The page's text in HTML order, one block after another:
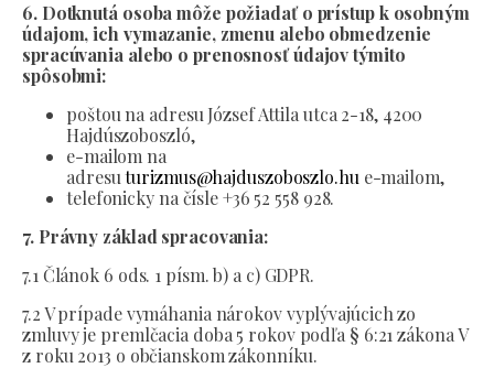
6. Dotknutá osoba môže požiadať o prístup k osobným
údajom, ich vymazanie, zmenu alebo obmedzenie
spracúvania alebo o prenosnosť údajov týmito
spôsobmi:
poštou na adresu József Attila utca 2-18, 4200
Hajdúszoboszló,
e-mailom na
adresuturizmus@hajduszoboszlo.hu e-mailom,
telefonicky na čísle +36 52 558 928.
7. Právny základ spracovania:
7.1 Článok 6 ods. 1 písm. b) a c) GDPR.
7.2 V prípade vymáhania nárokov vyplývajúcich zo
zmluvy je premlčacia doba 5 rokov podľa § 6:21 zákona V
z roku 2013 o občianskom zákonníku.